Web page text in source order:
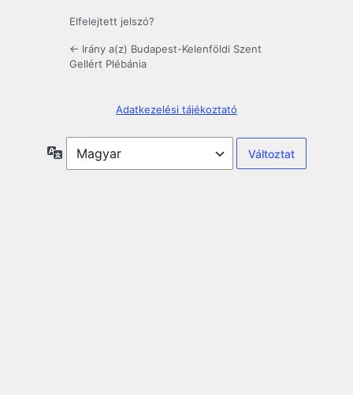
Elfelejtett jelszó?
← Irány a(z) Budapest-Kelenföldi Szent
Gellért Plébánia
Adatkezelési tájékoztató
Nyelv